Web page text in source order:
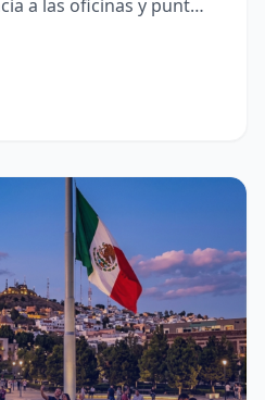
a las oficinas y puntos